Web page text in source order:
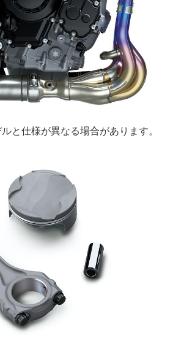
と仕様が異なる場合があります。